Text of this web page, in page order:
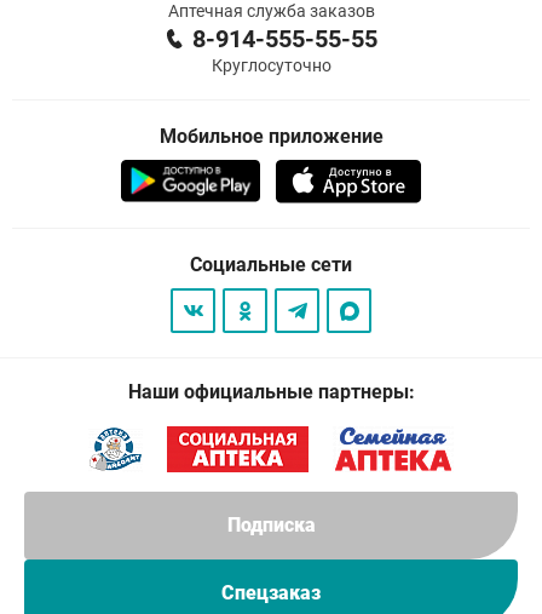
Подписка
Спецзаказ
Аптечная служба заказов
8-914-555-55-55
Круглосуточно
Мобильное приложение
Социальные сети
Наши официальные партнеры: